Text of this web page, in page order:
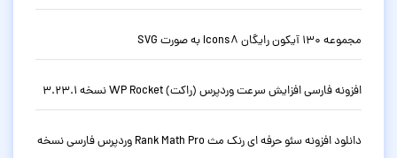
مجموعه 130 آیکون رایگان Icons8 به صورت SVG
افزونه فارسی افزایش سرعت وردپرس (راکت) WP Rocket نسخه 3.23.1
دانلود افزونه سئو حرفه ای رنک مث Rank Math Pro وردپرس فارسی نسخه